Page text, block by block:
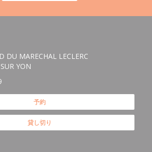
DU MARECHAL LECLERC
YON
予約
貸し切り